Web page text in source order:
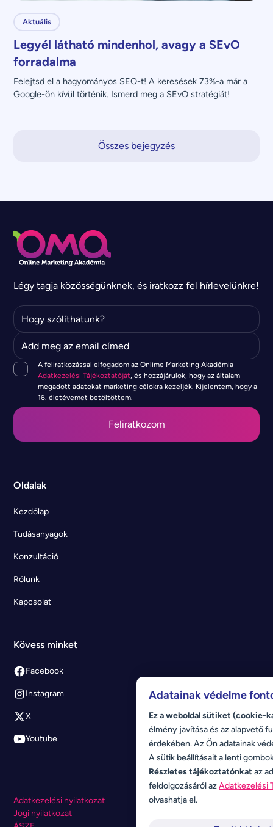
Aktuális
Legyél látható mindenhol, avagy a SEvO
forradalma
Felejtsd el a hagyományos SEO-t! A keresések 73%-a már a
Google-ön kívül történik. Ismerd meg a SEvO stratégiát!
Összes bejegyzés
Légy tagja közösségünknek, és iratkozz fel hírlevelünkre!
A feliratkozással elfogadom az Onlime Marketing Akadémia
Adatkezelési Tájékoztatóját, és hozzájárulok, hogy az általam
megadott adatokat marketing célokra kezeljék. Kijelentem, hogy a
16. életévemet betöltöttem.
Oldalak
Kezdőlap
Tudásanyagok
Konzultáció
Rólunk
Kapcsolat
Kövess minket
Facebook
Instagram
X
Youtube
Adatkezelési nyilatkozat
Jogi nyilatkozat
Adatainak védelme
Ez a weboldal sütiket (cookie-
élmény javítása és az alapvető
érdekében. Az Ön adatainak
A sütik beállításait a lenti
Részletes tájékoztatónkat az
feldolgozásáról azAdatkezelési
olvashatja el.